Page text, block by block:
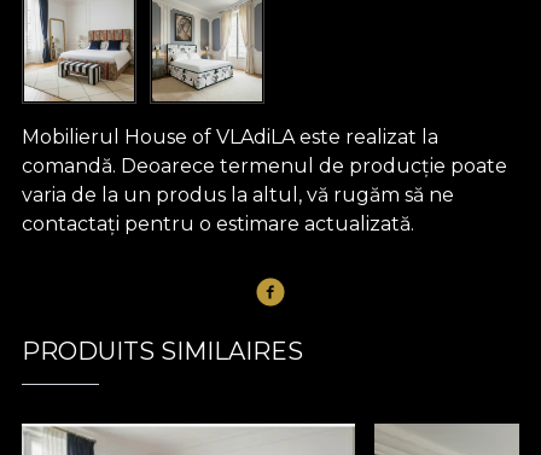
Mobilierul House of VLAdiLA este realizat la
comandă. Deoarece termenul de producție poate
varia de la un produs la altul, vă rugăm să ne
contactați pentru o estimare actualizată.
PRODUITS SIMILAIRES